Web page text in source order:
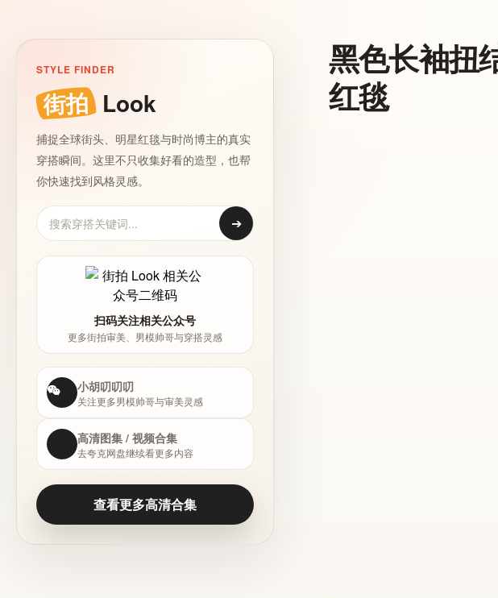
STYLE FINDER
街拍 Look
捕捉全球街头、明星红毯与时尚博主的真实
穿搭瞬间。这里不只收集好看的造型，也帮
你快速找到风格灵感。
➔
扫码关注相关公众号
更多街拍审美、男模帅哥与穿搭灵感
小胡叨叨叨
关注更多男模帅哥与审美灵感
高清图集 / 视频合集
去夸克网盘继续看更多内容
查看更多高清合集
黑色长袖扭
红毯